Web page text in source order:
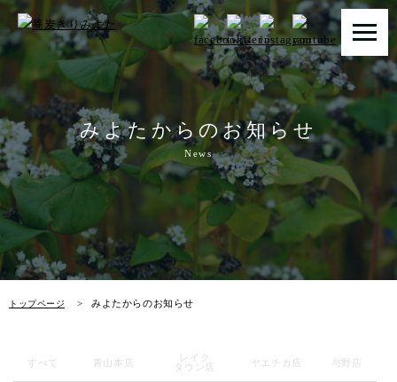
みよたからのお知らせ
News
トップページ みよたからのお知らせ
トップページ
みよたとは
みよたのこだわり
畑だより
メニュー
お知らせ
すべて 青山本店
レイク
タウン店
ヤエチカ店 与野店